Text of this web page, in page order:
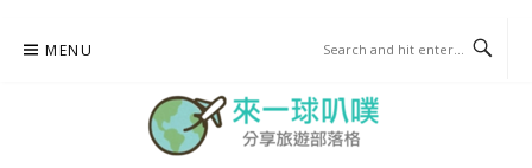
MENU